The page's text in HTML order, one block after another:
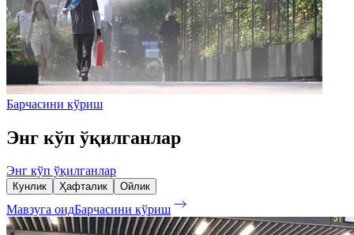
Барчасини кўриш
Энг кўп ўқилганлар
Энг кўп ўқилганлар
Кунлик Ҳафталик Ойлик
Мавзуга оидБарчасини кўриш